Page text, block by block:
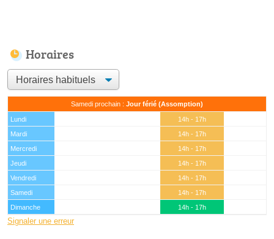
Horaires
Samedi prochain : Jour férié (Assomption)
Lundi
14h - 17h
Mardi
14h - 17h
Mercredi
14h - 17h
Jeudi
14h - 17h
Vendredi
14h - 17h
Samedi
14h - 17h
Dimanche
14h - 17h
Signaler une erreur